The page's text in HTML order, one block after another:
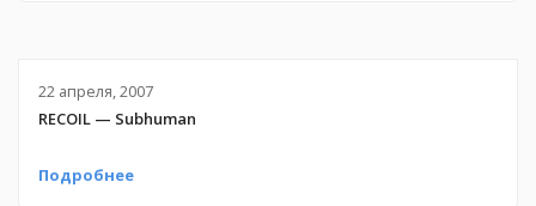
22 апреля, 2007
RECOIL — Subhuman
Подробнее